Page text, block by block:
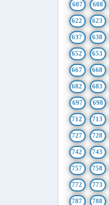
607 608
622 623
637 638
652 653
667 668
682 683
697 698
712 713
727 728
742 743
757 758
772 773
787 788